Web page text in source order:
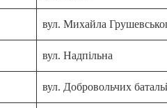
вул. Михайла
вул. Надпільна
вул. Добровольчих